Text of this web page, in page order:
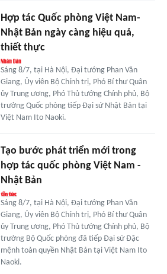
Hợp tác Quốc phòng Việt Nam-
Nhật Bản ngày càng hiệu quả,
thiết thực
Sáng 8/7, tại Hà Nội, Đại tướng Phan Văn
Giang, Ủy viên Bộ Chính trị, Phó Bí thư Quân
ủy Trung ương, Phó Thủ tướng Chính phủ, Bộ
trưởng Quốc phòng tiếp Đại sứ Nhật Bản tại
Việt Nam Ito Naoki.
Tạo bước phát triển mới trong
hợp tác quốc phòng Việt Nam -
Nhật Bản
Sáng 8/7, tại Hà Nội, Đại tướng Phan Văn
Giang, Ủy viên Bộ Chính trị, Phó Bí thư Quân
ủy Trung ương, Phó Thủ tướng Chính phủ, Bộ
trưởng Bộ Quốc phòng đã tiếp Đại sứ Đặc
mệnh toàn quyền Nhật Bản tại Việt Nam Ito
Naoki.